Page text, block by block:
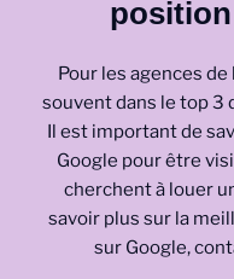
Pour les agences
souvent dans le top 3
Il est important de
Google pour être
cherchent à louer
savoir plus sur la
sur Google,